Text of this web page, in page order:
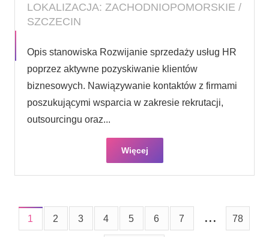
LOKALIZACJA: ZACHODNIOPOMORSKIE /
SZCZECIN
Opis stanowiska Rozwijanie sprzedaży usług HR
poprzez aktywne pozyskiwanie klientów
biznesowych. Nawiązywanie kontaktów z firmami
poszukującymi wsparcia w zakresie rekrutacji,
outsourcingu oraz...
Więcej
1 2 3 4 5 6 7 ... 78